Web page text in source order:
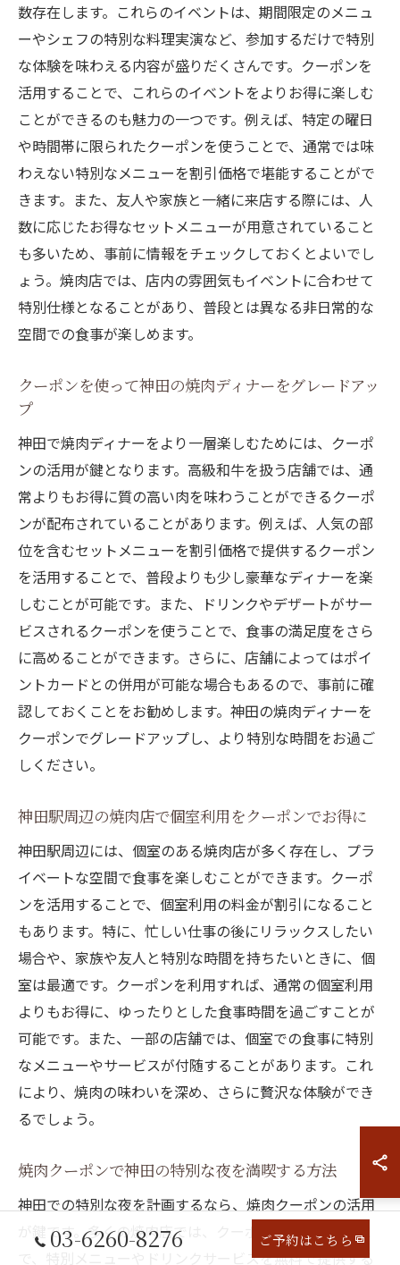
数存在します。これらのイベントは、期間限定のメニュ
ーやシェフの特別な料理実演など、参加するだけで特別
な体験を味わえる内容が盛りだくさんです。クーポンを
活用することで、これらのイベントをよりお得に楽しむ
ことができるのも魅力の一つです。例えば、特定の曜日
や時間帯に限られたクーポンを使うことで、通常では味
わえない特別なメニューを割引価格で堪能することがで
きます。また、友人や家族と一緒に来店する際には、人
数に応じたお得なセットメニューが用意されていること
も多いため、事前に情報をチェックしておくとよいでし
ょう。焼肉店では、店内の雰囲気もイベントに合わせて
特別仕様となることがあり、普段とは異なる非日常的な
空間での食事が楽しめます。
クーポンを使って神田の焼肉ディナーをグレードアッ
プ
神田で焼肉ディナーをより一層楽しむためには、クーポ
ンの活用が鍵となります。高級和牛を扱う店舗では、通
常よりもお得に質の高い肉を味わうことができるクーポ
ンが配布されていることがあります。例えば、人気の部
位を含むセットメニューを割引価格で提供するクーポン
を活用することで、普段よりも少し豪華なディナーを楽
しむことが可能です。また、ドリンクやデザートがサー
ビスされるクーポンを使うことで、食事の満足度をさら
に高めることができます。さらに、店舗によってはポイ
ントカードとの併用が可能な場合もあるので、事前に確
認しておくことをお勧めします。神田の焼肉ディナーを
クーポンでグレードアップし、より特別な時間をお過ご
しください。
神田駅周辺の焼肉店で個室利用をクーポンでお得に
神田駅周辺には、個室のある焼肉店が多く存在し、プラ
イベートな空間で食事を楽しむことができます。クーポ
ンを活用することで、個室利用の料金が割引になること
もあります。特に、忙しい仕事の後にリラックスしたい
場合や、家族や友人と特別な時間を持ちたいときに、個
室は最適です。クーポンを利用すれば、通常の個室利用
よりもお得に、ゆったりとした食事時間を過ごすことが
可能です。また、一部の店舗では、個室での食事に特別
なメニューやサービスが付随することがあります。これ
により、焼肉の味わいを深め、さらに贅沢な体験ができ
るでしょう。
焼肉クーポンで神田の特別な夜を満喫する方法
神田での特別な夜を計画するなら、焼肉クーポンの活用
が鍵です。多くの焼肉店では、クーポンを利用すること
で、特別メニューやドリンクサービスを無料で提供する
03-6260-8276 ご予約はこちら